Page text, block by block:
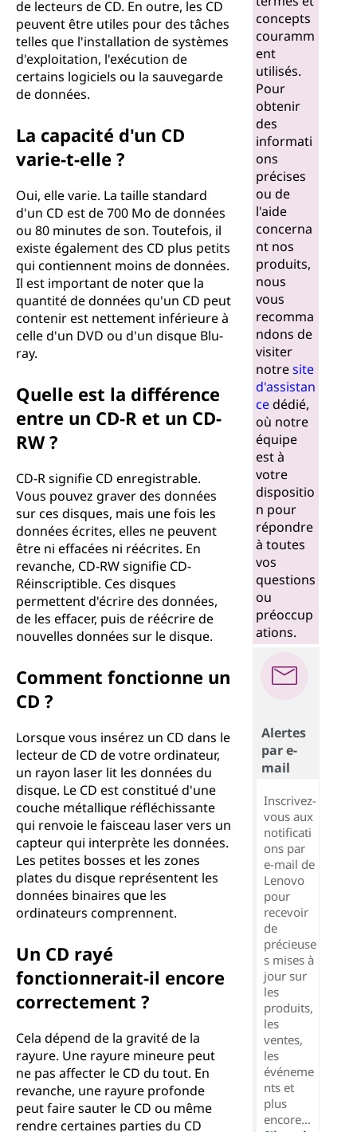
de lecteurs de CD. En outre, les CD
peuvent être utiles pour des tâches
telles que l'installation de systèmes
d'exploitation, l'exécution de
certains logiciels ou la sauvegarde
de données.
La capacité d'un CD
varie-t-elle ?
Oui, elle varie. La taille standard
d'un CD est de 700 Mo de données
ou 80 minutes de son. Toutefois, il
existe également des CD plus petits
qui contiennent moins de données.
Il est important de noter que la
quantité de données qu'un CD peut
contenir est nettement inférieure à
celle d'un DVD ou d'un disque Blu-
ray.
Quelle est la différence
entre un CD-R et un CD-
RW ?
CD-R signifie CD enregistrable.
Vous pouvez graver des données
sur ces disques, mais une fois les
données écrites, elles ne peuvent
être ni effacées ni réécrites. En
revanche, CD-RW signifie CD-
Réinscriptible. Ces disques
permettent d'écrire des données,
de les effacer, puis de réécrire de
nouvelles données sur le disque.
Comment fonctionne un
CD ?
Lorsque vous insérez un CD dans le
lecteur de CD de votre ordinateur,
un rayon laser lit les données du
disque. Le CD est constitué d'une
couche métallique réfléchissante
qui renvoie le faisceau laser vers un
capteur qui interprète les données.
Les petites bosses et les zones
plates du disque représentent les
données binaires que les
ordinateurs comprennent.
Un CD rayé
fonctionnerait-il encore
correctement ?
Cela dépend de la gravité de la
rayure. Une rayure mineure peut
ne pas affecter le CD du tout. En
revanche, une rayure profonde
peut faire sauter le CD ou même
rendre certaines parties du CD
concepts
couramm
ent
utilisés.
Pour
obtenir
des
informati
ons
précises
ou de
l'aide
concerna
nt nos
produits,
nous
vous
recomma
ndons de
visiter
notresite
d'assistan
cedédié,
où notre
équipe
est à
votre
dispositio
n pour
répondre
à toutes
vos
questions
ou
préoccup
ations.
Alertes
par e-
mail
Inscrivez-
vous aux
notificati
ons par
e-mail de
Lenovo
pour
recevoir
de
précieuse
s mises à
jour sur
les
produits,
les
ventes,
les
événeme
nts et
plus
encore...